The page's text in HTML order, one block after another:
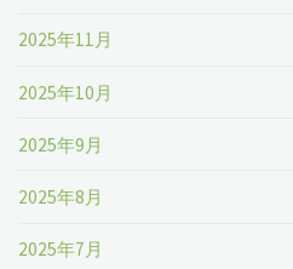
2025年11月
2025年10月
2025年9月
2025年8月
2025年7月